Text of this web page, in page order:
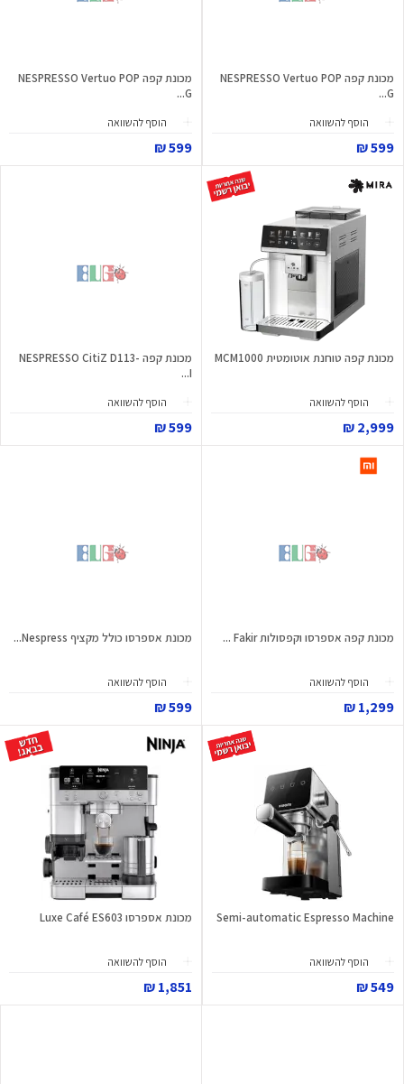
מכונת קפה NESPRESSO Vertuo POP
G...
הוסף להשוואה
599 ₪
מכונת קפה NESPRESSO Vertuo POP
G...
הוסף להשוואה
599 ₪
מכונת קפה טוחנת אוטומטית MCM1000
הוסף להשוואה
2,999 ₪
מכונת קפה NESPRESSO CitiZ D113-
I...
הוסף להשוואה
599 ₪
מכונת קפה אספרסו וקפסולות Fakir ...
הוסף להשוואה
1,299 ₪
מכונת אספרסו כולל מקציף Nespress...
הוסף להשוואה
599 ₪
Semi-automatic Espresso Machine
הוסף להשוואה
549 ₪
מכונת אספרסו Luxe Café ES603
הוסף להשוואה
1,851 ₪